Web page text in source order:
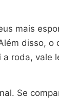
mais
disso, o
roda, vale
Se